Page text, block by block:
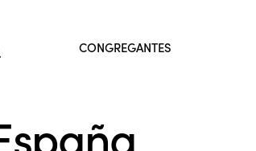
CONGREGANTES